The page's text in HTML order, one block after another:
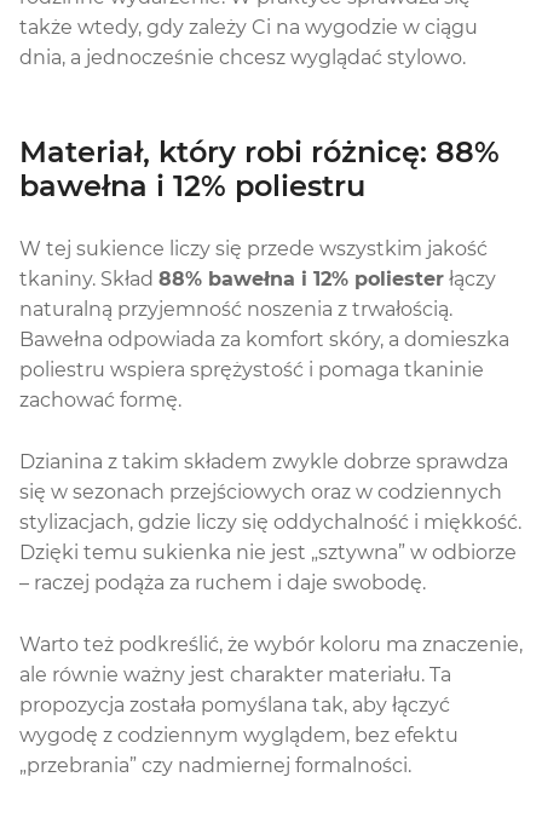
także wtedy, gdy zależy Ci na wygodzie w ciągu
dnia, a jednocześnie chcesz wyglądać stylowo.
Materiał, który robi różnicę: 88%
bawełna i 12% poliestru
W tej sukience liczy się przede wszystkim jakość
tkaniny. Skład 88% bawełna i 12% poliester łączy
naturalną przyjemność noszenia z trwałością.
Bawełna odpowiada za komfort skóry, a domieszka
poliestru wspiera sprężystość i pomaga tkaninie
zachować formę.
Dzianina z takim składem zwykle dobrze sprawdza
się w sezonach przejściowych oraz w codziennych
stylizacjach, gdzie liczy się oddychalność i miękkość.
Dzięki temu sukienka nie jest „sztywna” w odbiorze
– raczej podąża za ruchem i daje swobodę.
Warto też podkreślić, że wybór koloru ma znaczenie,
ale równie ważny jest charakter materiału. Ta
propozycja została pomyślana tak, aby łączyć
wygodę z codziennym wyglądem, bez efektu
„przebrania” czy nadmiernej formalności.